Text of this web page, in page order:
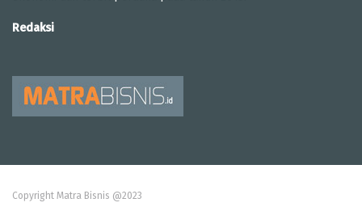
Redaksi
Copyright Matra Bisnis @2023